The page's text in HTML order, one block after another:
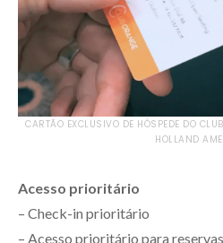
CARTÃO EXCLUSIVO DE HÓSPEDE DO
HOLLAND
Acesso prioritário
– Check-in prioritário
– Acesso prioritário para